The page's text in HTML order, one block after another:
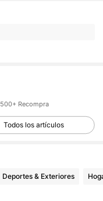
500+ Recompra
Todos los artículos
Deportes & Exteriores